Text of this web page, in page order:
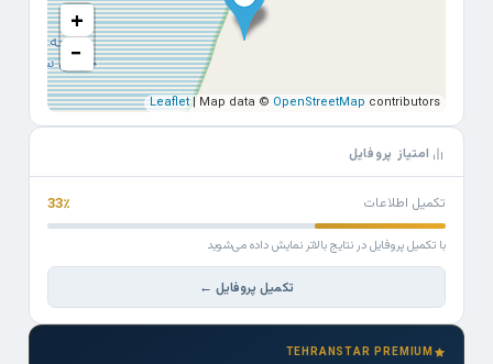
+
−
Leaflet| Map data © OpenStreetMap contributors
امتیاز پروفایل
تکمیل اطلاعات 33٪
با تکمیل پروفایل در نتایج بالاتر نمایش داده می‌شوید
تکمیل پروفایل ←
TEHRANSTAR PREMIUM